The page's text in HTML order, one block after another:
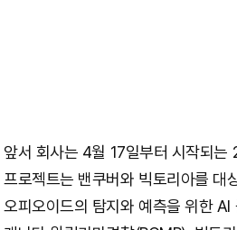
앞서 회사는 4월 17일부터 시작되는
프로젝트는 밴쿠버와 빅토리아를 대
오피오이드의 탐지와 예측을 위한